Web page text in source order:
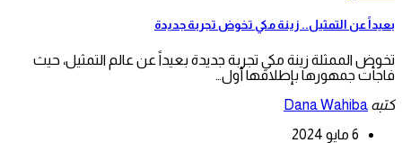
بعيداً عن التمثيل.. زينة مكي تخوض تجربة جديدة
تخوض الممثلة زينة مكي تجربة جديدة بعيداً عن عالم التمثيل، حيث
فاجأت جمهورها بإطلاقها أول…
كتبه Dana Wahiba
6 مايو 2024